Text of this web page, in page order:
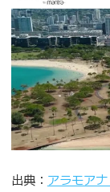
出典： アラモア